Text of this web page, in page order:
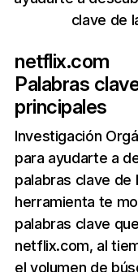
clave de
netflix.com
Palabras
principales
Investigación
para ayudarte a
palabras clave de
herramienta te
palabras clave
netflix.com, al
el volumen de